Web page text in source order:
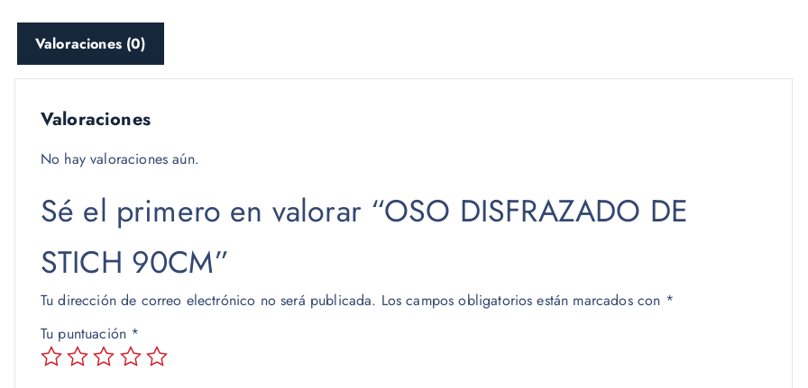
Valoraciones (0)
Valoraciones
No hay valoraciones aún.
Sé el primero en valorar “OSO DISFRAZADO DE
STICH 90CM”
Tu dirección de correo electrónico no será publicada. Los campos obligatorios están marcados con *
Tu puntuación *